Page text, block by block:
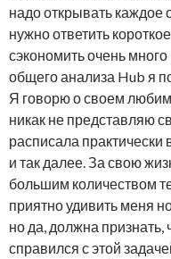
надо открывать каждое
нужно ответить
сэкономить очень
общего анализа Hub я
Я говорю о своем
никак не представляю
расписала практически
и так далее. За свою
большим количеством
приятно удивить меня
но да, должна
справился с этой